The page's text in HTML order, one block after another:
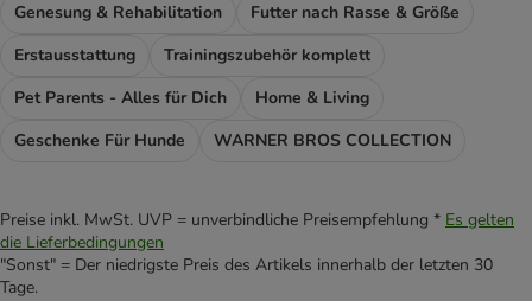
Genesung & Rehabilitation
Futter nach Rasse & Größe
Erstausstattung
Trainingszubehör komplett
Pet Parents - Alles für Dich
Home & Living
Geschenke Für Hunde
WARNER BROS COLLECTION
Preise inkl. MwSt. UVP = unverbindliche Preisempfehlung * Es gelten
die Lieferbedingungen
"Sonst" = Der niedrigste Preis des Artikels innerhalb der letzten 30
Tage.